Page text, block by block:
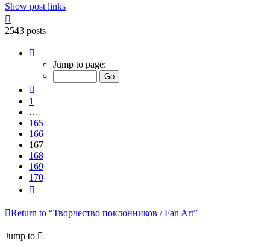
Show post links
2543 posts
167
Jump to page:
1
…
165
166
167
168
169
170
Return to “Творчество поклонников / Fan Art”
Jump to